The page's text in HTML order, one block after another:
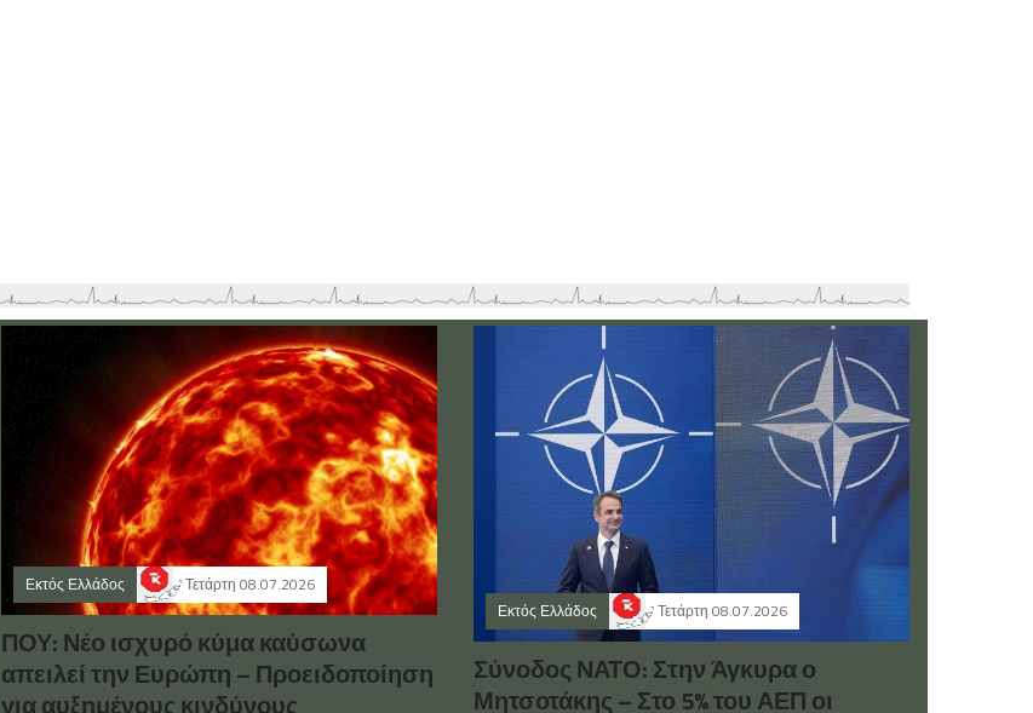
Εκτός Ελλάδος Τετάρτη 08.07.2026
ΠΟΥ: Νέο ισχυρό κύμα καύσωνα
απειλεί την Ευρώπη – Προειδοποίηση
για αυξημένους κινδύνους
Εκτός Ελλάδος Τετάρτη 08.07.2026
Σύνοδος ΝΑΤΟ: Στην Άγκυρα ο
Μητσοτάκης – Στο 5% του ΑΕΠ οι